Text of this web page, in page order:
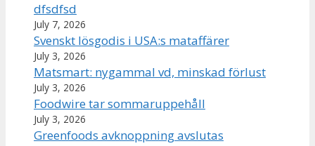
dfsdfsd
July 7, 2026
Svenskt lösgodis i USA:s mataffärer
July 3, 2026
Matsmart: nygammal vd, minskad förlust
July 3, 2026
Foodwire tar sommaruppehåll
July 3, 2026
Greenfoods avknoppning avslutas